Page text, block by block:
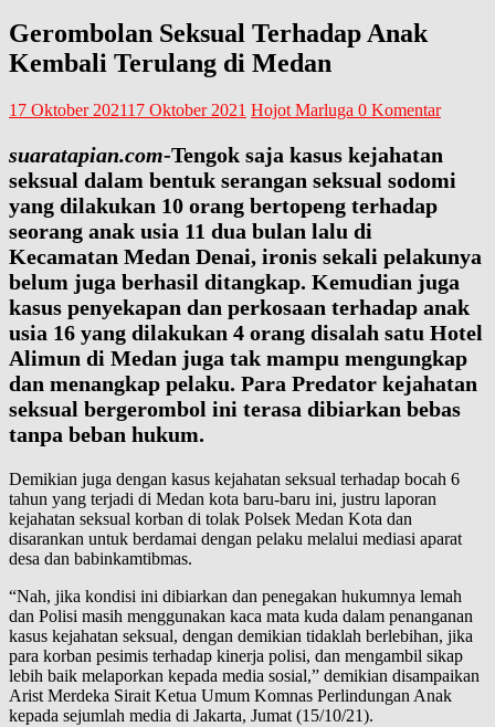
Gerombolan Seksual Terhadap Anak
Kembali Terulang di Medan
17 Oktober 202117 Oktober 2021 Hojot Marluga 0 Komentar
suaratapian.com-Tengok saja kasus kejahatan
seksual dalam bentuk serangan seksual sodomi
yang dilakukan 10 orang bertopeng terhadap
seorang anak usia 11 dua bulan lalu di
Kecamatan Medan Denai, ironis sekali pelakunya
belum juga berhasil ditangkap. Kemudian juga
kasus penyekapan dan perkosaan terhadap anak
usia 16 yang dilakukan 4 orang disalah satu Hotel
Alimun di Medan juga tak mampu mengungkap
dan menangkap pelaku. Para Predator kejahatan
seksual bergerombol ini terasa dibiarkan bebas
tanpa beban hukum.
Demikian juga dengan kasus kejahatan seksual terhadap bocah 6
tahun yang terjadi di Medan kota baru-baru ini, justru laporan
kejahatan seksual korban di tolak Polsek Medan Kota dan
disarankan untuk berdamai dengan pelaku melalui mediasi aparat
desa dan babinkamtibmas.
“Nah, jika kondisi ini dibiarkan dan penegakan hukumnya lemah
dan Polisi masih menggunakan kaca mata kuda dalam penanganan
kasus kejahatan seksual, dengan demikian tidaklah berlebihan, jika
para korban pesimis terhadap kinerja polisi, dan mengambil sikap
lebih baik melaporkan kepada media sosial,” demikian disampaikan
Arist Merdeka Sirait Ketua Umum Komnas Perlindungan Anak
kepada sejumlah media di Jakarta, Jumat (15/10/21).